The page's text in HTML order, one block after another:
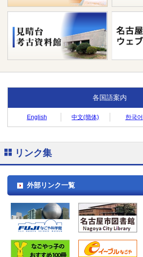
各国語案内
English 中文(簡体) 한국어
リンク集
外部リンク一覧